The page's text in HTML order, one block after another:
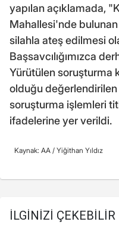
yapılan açıklamada,
Mahallesi'nde
silahla ateş edilmesi
Başsavcılığımızca
Yürütülen soruşturma
olduğu
soruşturma işlemleri
ifadelerine yer verildi.
Kaynak: AA / Yiğithan Yıldız